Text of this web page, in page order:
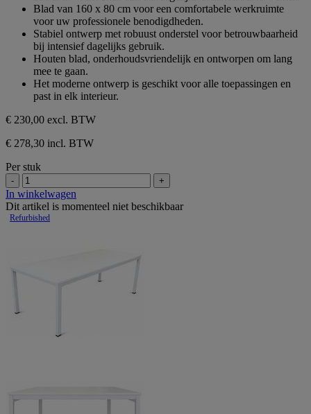
Blad van 160 x 80 cm voor een comfortabele werkruimte
voor uw professionele benodigdheden.
Stabiel ontwerp met robuust onderstel voor betrouwbaarheid
bij intensief dagelijks gebruik.
Houten blad, onderhoudsvriendelijk en ontworpen om lang
mee te gaan.
Het moderne ontwerp is geschikt voor alle toepassingen en
past in elk interieur.
€ 230,00 excl. BTW
€ 278,30 incl. BTW
Per stuk
- +
In winkelwagen
Dit artikel is momenteel niet beschikbaar